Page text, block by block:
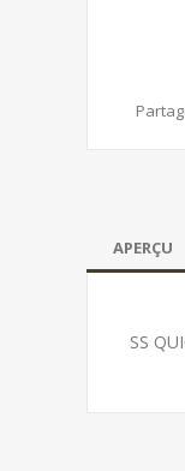
APERÇU
SS